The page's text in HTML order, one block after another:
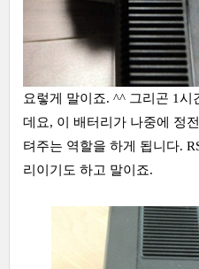
요렇게 말이죠. ^^ 그리곤 1
데요, 이 배터리가 나중에 정
텨주는 역할을 하게 됩니다.
리이기도 하고 말이죠.